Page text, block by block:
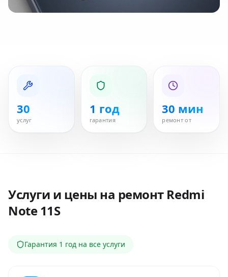
30
услуг
1 год
гарантия
30 мин
ремонт от
Услуги и цены на ремонт Redmi
Note 11S
Гарантия 1 год на все услуги